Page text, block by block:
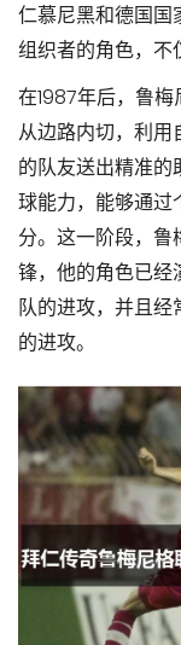
仁慕尼黑和德国国
组织者的角色，不
在1987年后，鲁
从边路内切，利用
的队友送出精准
球能力，能够通过
分。这一阶段，鲁
锋，他的角色已经
队的进攻，并且经
的进攻。